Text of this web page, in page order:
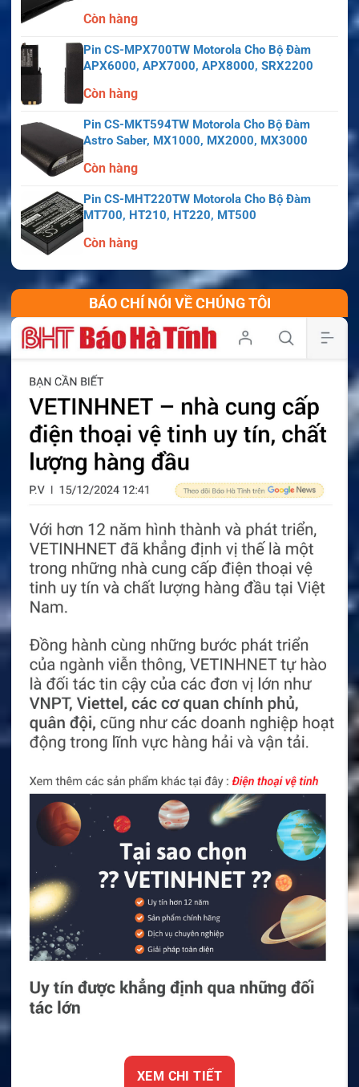
Còn hàng
Pin CS-MPX700TW Motorola Cho Bộ Đàm
APX6000, APX7000, APX8000, SRX2200
Còn hàng
Pin CS-MKT594TW Motorola Cho Bộ Đàm
Astro Saber, MX1000, MX2000, MX3000
Còn hàng
Pin CS-MHT220TW Motorola Cho Bộ Đàm
MT700, HT210, HT220, MT500
Còn hàng
BÁO CHÍ NÓI VỀ CHÚNG TÔI
XEM CHI TIẾT